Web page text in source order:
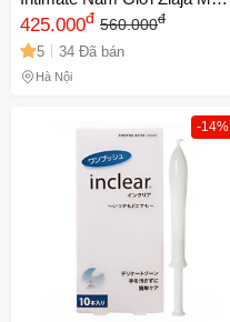
Duo Concept 300ml - Làm
Sạch, Khử Mùi, Dưỡng Ẩm,
Phù Hợp Mọi Đối Tượng
425.000đ 560.000đ
5 34 Đã bán
Hà Nội
-14%